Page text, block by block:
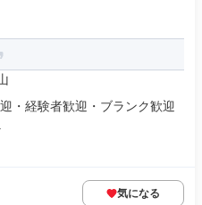
・経験者歓迎・ブランク歓迎
気になる